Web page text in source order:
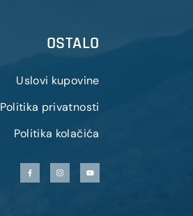
OSTALO
Uslovi kupovine
Politika privatnosti
Politika kolačića